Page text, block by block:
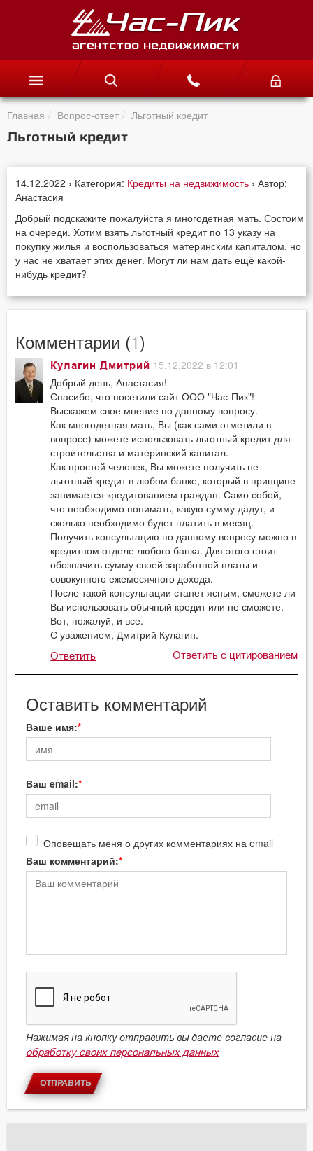
Главная Вопрос-ответ Льготный кредит
Льготный кредит
14.12.2022 › Категория: Кредиты на недвижимость › Автор:
Анастасия
Добрый подскажите пожалуйста я многодетная мать. Состоим
на очереди. Хотим взять льготный кредит по 13 указу на
покупку жилья и воспользоваться материнским капиталом, но
у нас не хватает этих денег. Могут ли нам дать ещё какой-
нибудь кредит?
Комментарии (1)
Кулагин Дмитрий 15.12.2022 в 12:01
Добрый день, Анастасия!
Спасибо, что посетили сайт ООО "Час-Пик"!
Выскажем свое мнение по данному вопросу.
Как многодетная мать, Вы (как сами отметили в
вопросе) можете использовать льготный кредит для
строительства и материнский капитал.
Как простой человек, Вы можете получить не
льготный кредит в любом банке, который в принципе
занимается кредитованием граждан. Само собой,
что необходимо понимать, какую сумму дадут, и
сколько необходимо будет платить в месяц.
Получить консультацию по данному вопросу можно в
кредитном отделе любого банка. Для этого стоит
обозначить сумму своей заработной платы и
совокупного ежемесячного дохода.
После такой консультации станет ясным, сможете ли
Вы использовать обычный кредит или не сможете.
Вот, пожалуй, и все.
С уважением, Дмитрий Кулагин.
Ответить Ответить с цитированием
Оставить комментарий
Ваше имя:
Ваш email:
Оповещать меня о других комментариях на email
Ваш комментарий:
Нажимая на кнопку отправить вы даете согласие на
обработку своих персональных данных
ОТПРАВИТЬ